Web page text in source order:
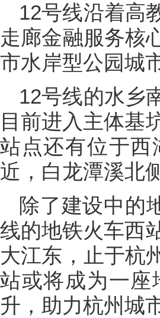
12号线沿着高
走廊金融服务核
市水岸型公园城
12号线的水乡
目前进入主体基
站点还有位于西
近，白龙潭溪北
除了建设中的
线的地铁火车西
大江东，止于杭
站或将成为一座
升，助力杭州城